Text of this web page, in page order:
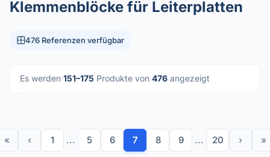
Klemmenblöcke für Leiterplatten
476 Referenzen verfügbar
Es werden 151–175 Produkte von 476 angezeigt
« ‹ 1 ... 5 6 7 8 9 ... 20 › »